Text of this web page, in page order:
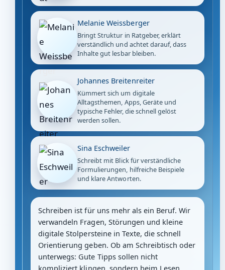
Melanie Weissberger
Bringt Struktur in Ratgeber, erklärt
verständlich und achtet darauf, dass
Inhalte gut lesbar bleiben.
Johannes Breitenreiter
Kümmert sich um digitale
Alltagsthemen, Apps, Geräte und
typische Fehler, die schnell gelöst
werden sollen.
Sina Eschweiler
Schreibt mit Blick für verständliche
Formulierungen, hilfreiche Beispiele
und klare Antworten.
Schreiben ist für uns mehr als ein Beruf. Wir
verwandeln Fragen, Störungen und kleine
digitale Stolpersteine in Texte, die schnell
Orientierung geben. Ob am Schreibtisch oder
unterwegs: Gute Tipps sollen nicht
kompliziert klingen, sondern beim Lesen